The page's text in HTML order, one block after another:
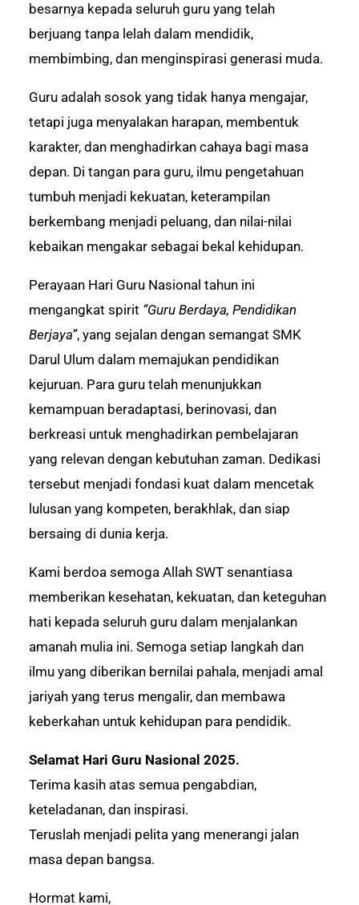
besarnya kepada seluruh guru yang telah
berjuang tanpa lelah dalam mendidik,
membimbing, dan menginspirasi generasi muda.
Guru adalah sosok yang tidak hanya mengajar,
tetapi juga menyalakan harapan, membentuk
karakter, dan menghadirkan cahaya bagi masa
depan. Di tangan para guru, ilmu pengetahuan
tumbuh menjadi kekuatan, keterampilan
berkembang menjadi peluang, dan nilai-nilai
kebaikan mengakar sebagai bekal kehidupan.
Perayaan Hari Guru Nasional tahun ini
mengangkat spirit “Guru Berdaya, Pendidikan
Berjaya”, yang sejalan dengan semangat SMK
Darul Ulum dalam memajukan pendidikan
kejuruan. Para guru telah menunjukkan
kemampuan beradaptasi, berinovasi, dan
berkreasi untuk menghadirkan pembelajaran
yang relevan dengan kebutuhan zaman. Dedikasi
tersebut menjadi fondasi kuat dalam mencetak
lulusan yang kompeten, berakhlak, dan siap
bersaing di dunia kerja.
Kami berdoa semoga Allah SWT senantiasa
memberikan kesehatan, kekuatan, dan keteguhan
hati kepada seluruh guru dalam menjalankan
amanah mulia ini. Semoga setiap langkah dan
ilmu yang diberikan bernilai pahala, menjadi amal
jariyah yang terus mengalir, dan membawa
keberkahan untuk kehidupan para pendidik.
Selamat Hari Guru Nasional 2025.
Terima kasih atas semua pengabdian,
keteladanan, dan inspirasi.
Teruslah menjadi pelita yang menerangi jalan
masa depan bangsa.
Hormat kami,